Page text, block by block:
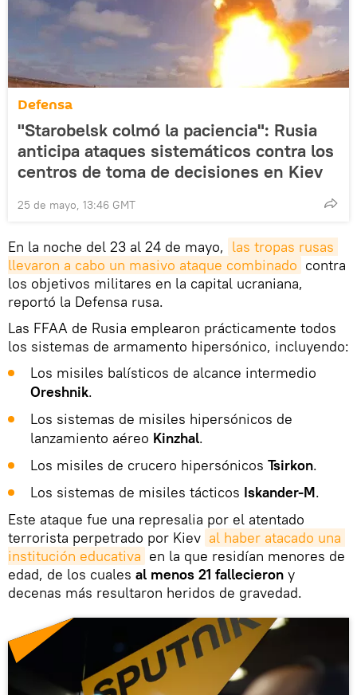
Defensa
"Starobelsk colmó la paciencia": Rusia
anticipa ataques sistemáticos contra los
centros de toma de decisiones en Kiev
25 de mayo, 13:46 GMT
En la noche del 23 al 24 de mayo, las tropas rusas
llevaron a cabo un masivo ataque combinado contra
los objetivos militares en la capital ucraniana,
reportó la Defensa rusa.
Las FFAA de Rusia emplearon prácticamente todos
los sistemas de armamento hipersónico, incluyendo:
Los misiles balísticos de alcance intermedio
Oreshnik.
Los sistemas de misiles hipersónicos de
lanzamiento aéreo Kinzhal.
Los misiles de crucero hipersónicos Tsirkon.
Los sistemas de misiles tácticos Iskander-M.
Este ataque fue una represalia por el atentado
terrorista perpetrado por Kiev al haber atacado una
institución educativa en la que residían menores de
edad, de los cuales al menos 21 fallecieron y
decenas más resultaron heridos de gravedad.